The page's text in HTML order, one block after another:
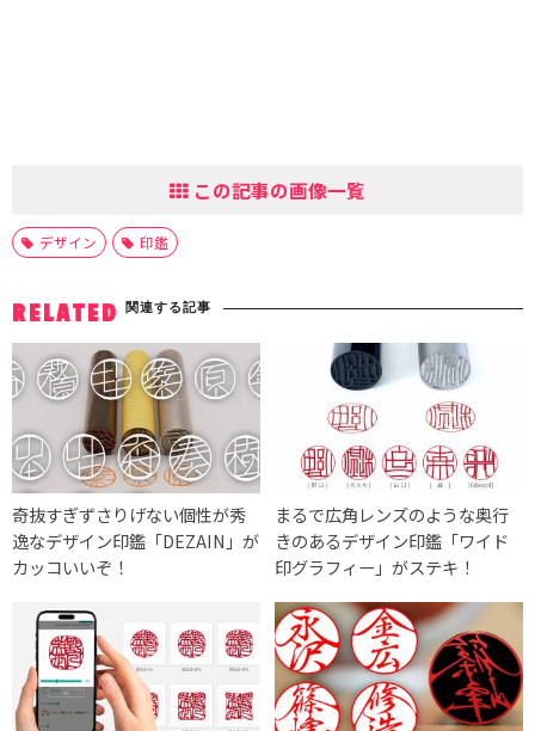
この記事の画像一覧
デザイン 印鑑
RELATED 関連する記事
奇抜すぎずさりげない個性が秀
逸なデザイン印鑑「DEZAIN」が
カッコいいぞ！
まるで広角レンズのような奥行
きのあるデザイン印鑑「ワイド
印グラフィー」がステキ！